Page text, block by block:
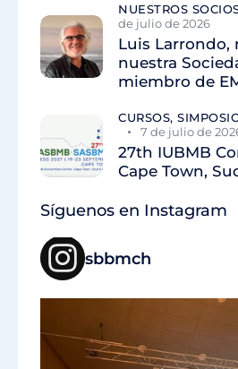
NUESTROS
de julio de 2026
Luis Larrondo,
nuestra
miembro de
CURSOS,
7 de julio de
27th IUBMB
Cape Town,
Síguenos en Instagram
sbbmch